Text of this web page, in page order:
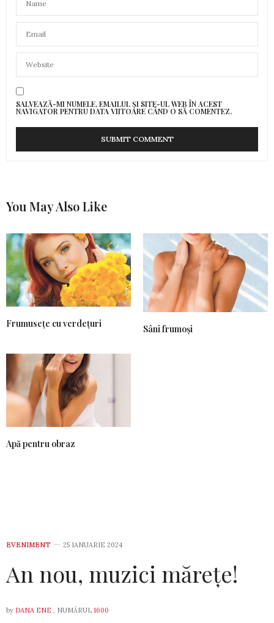
SALVEAZĂ-MI NUMELE, EMAILUL ȘI SITE-UL WEB ÎN ACEST
NAVIGATOR PENTRU DATA VIITOARE CÂND O SĂ COMENTEZ.
You May Also Like
Frumusețe cu verdețuri Sâni frumoși
Apă pentru obraz
EVENIMENT 25 IANUARIE 2024
An nou, muzici mărețe!
by DANA ENE , NUMĂRUL 1600